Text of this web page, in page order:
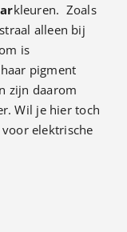
kleuren. Zoals
alleen bij
is
pigment
zijn daarom
Wil je hier toch
elektrische